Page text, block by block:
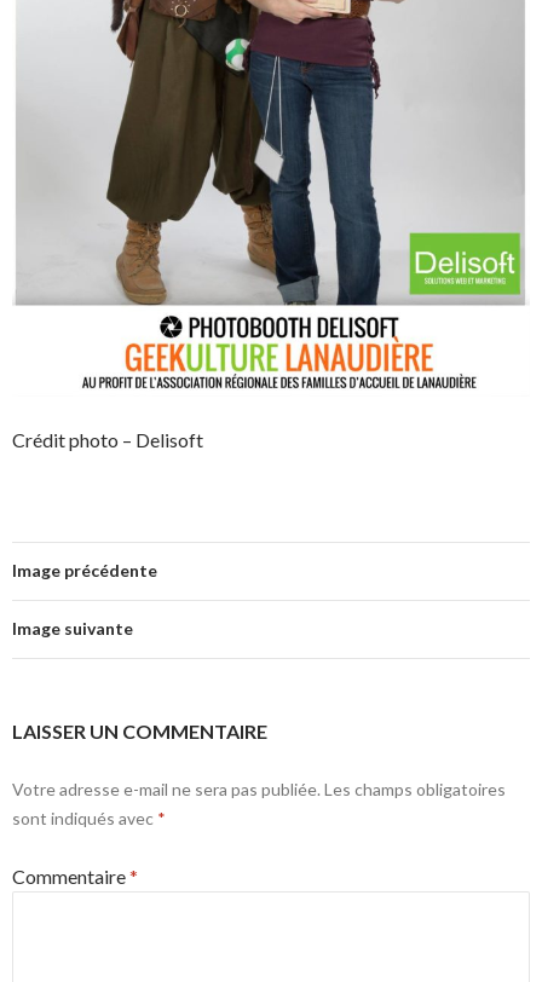
Crédit photo – Delisoft
Image précédente
Image suivante
LAISSER UN COMMENTAIRE
Votre adresse e-mail ne sera pas publiée. Les champs obligatoires
sont indiqués avec *
Commentaire*